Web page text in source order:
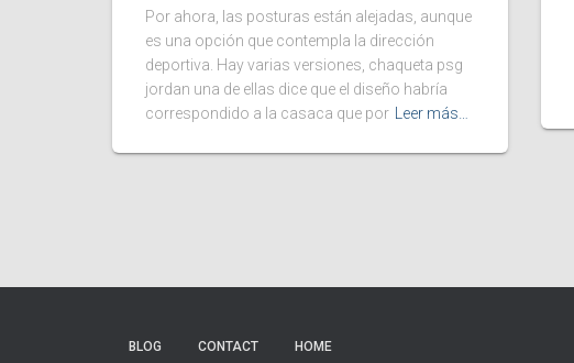
Por ahora, las posturas están alejadas, aunque
es una opción que contempla la dirección
deportiva. Hay varias versiones, chaqueta psg
jordan una de ellas dice que el diseño habría
correspondido a la casaca que por
Leer más…
BLOG CONTACT HOME